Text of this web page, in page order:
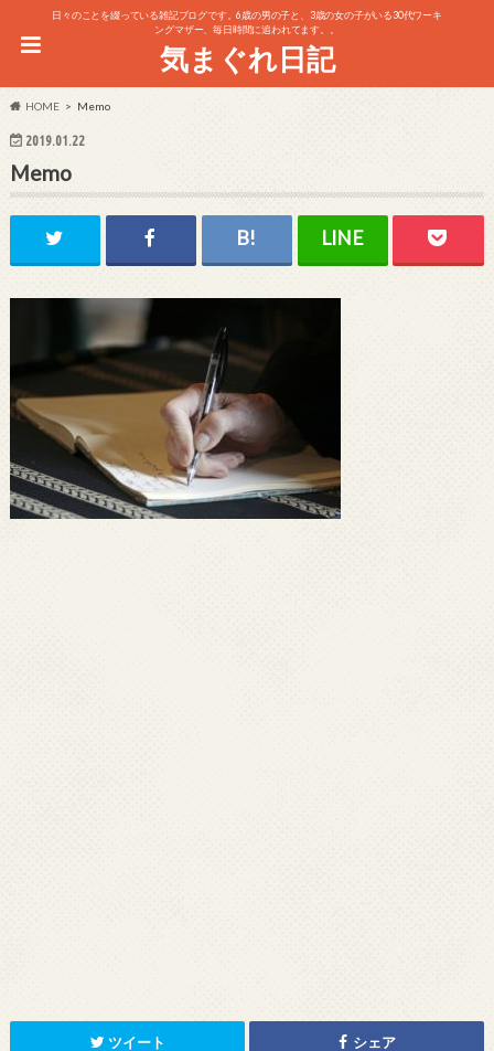
日々のことを綴っている雑記ブログです。6歳の男の子と、3歳の女の子がいる30代ワーキ
ングマザー、毎日時間に追われてます。。
気まぐれ日記
HOME Memo
2019.01.22
Memo
ツイート シェア